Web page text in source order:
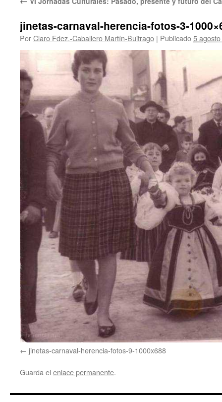
jinetas-carnaval-herencia-fotos-3-
PorClaro Fdez.-Caballero Martín-Buitrago | Publicado5
jinetas-carnaval-herencia-fotos-9-1000x688
Guarda el enlace permanente.